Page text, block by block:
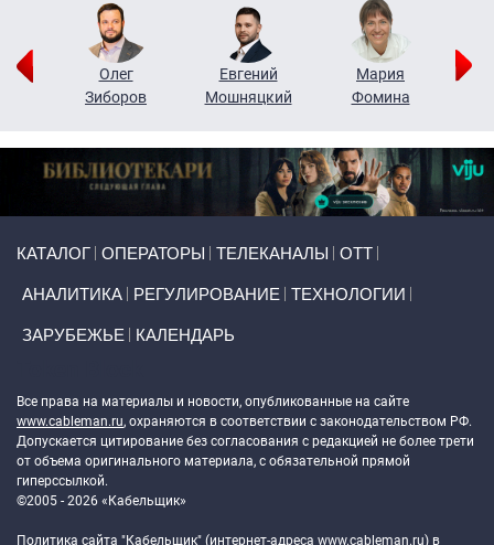
Олег
Зиборов
Евгений
Мошняцкий
Мария
Фомина
КАТАЛОГ ОПЕРАТОРЫ ТЕЛЕКАНАЛЫ ОТТ
АНАЛИТИКА РЕГУЛИРОВАНИЕ ТЕХНОЛОГИИ
ЗАРУБЕЖЬЕ КАЛЕНДАРЬ
Все права на материалы и новости, опубликованные на сайте
www.cableman.ru, охраняются в соответствии с законодательством РФ.
Допускается цитирование без согласования с редакцией не более трети
от объема оригинального материала, с обязательной прямой
гиперссылкой.
©2005 - 2026 «Кабельщик»
Политика сайта "Кабельщик" (интернет-адреса www.cableman.ru) в